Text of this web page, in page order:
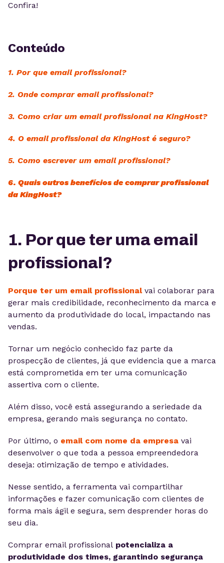
Confira!
Conteúdo
1. Por que email profissional?
2. Onde comprar email profissional?
3. Como criar um email profissional na KingHost?
4. O email profissional da KingHost é seguro?
5. Como escrever um email profissional?
6. Quais outros benefícios de comprar profissional
da KingHost?
1. Por que ter uma email
profissional?
Porque ter um email profissionalvai colaborar para
gerar mais credibilidade, reconhecimento da marca e
aumento da produtividade do local, impactando nas
vendas.
Tornar um negócio conhecido faz parte da
prospecção de clientes, já que evidencia que a marca
está comprometida em ter uma comunicação
assertiva com o cliente.
Além disso, você está assegurando a seriedade da
empresa, gerando mais segurança no contato.
Por último, o email com nome da empresa vai
desenvolver o que toda a pessoa empreendedora
deseja: otimização de tempo e atividades.
Nesse sentido, a ferramenta vai compartilhar
informações e fazer comunicação com clientes de
forma mais ágil e segura, sem desprender horas do
seu dia.
Comprar email profissional potencializa a
produtividade dos times, garantindo segurança